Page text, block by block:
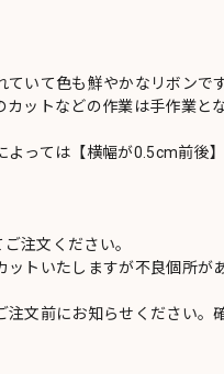
いて色も鮮やかなリボンです
ットなどの作業は手作業と
っては【横幅が0.5cm前後
注文ください。
ットいたしますが不良個所が
文前にお知らせください。